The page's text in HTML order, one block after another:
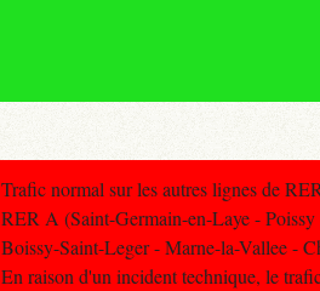
Trafic normal sur les autres lignes de
RER A (Saint-Germain-en-Laye -
Boissy-Saint-Leger - Marne-la-Vallee -
En raison d'un incident technique, le